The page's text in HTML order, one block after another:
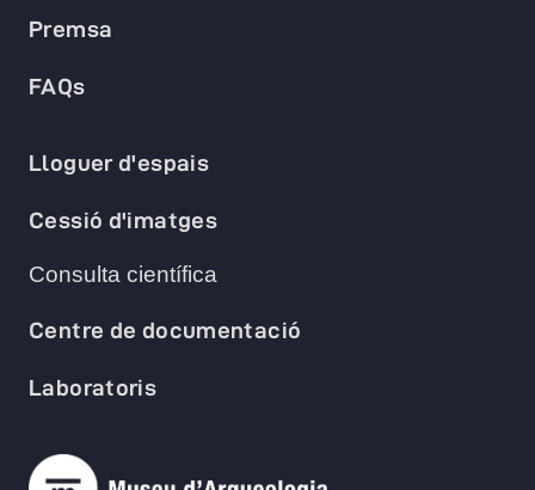
Premsa
FAQs
Lloguer d'espais
Cessió d'imatges
Consulta científica
Centre de documentació
Laboratoris